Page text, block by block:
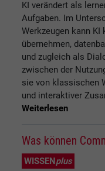
KI verändert als
Aufgaben. Im
Werkzeugen kann
übernehmen,
und zugleich als
zwischen der
sie von klassischen
und interaktiver
Weiterlesen
Was können
WISSENplus